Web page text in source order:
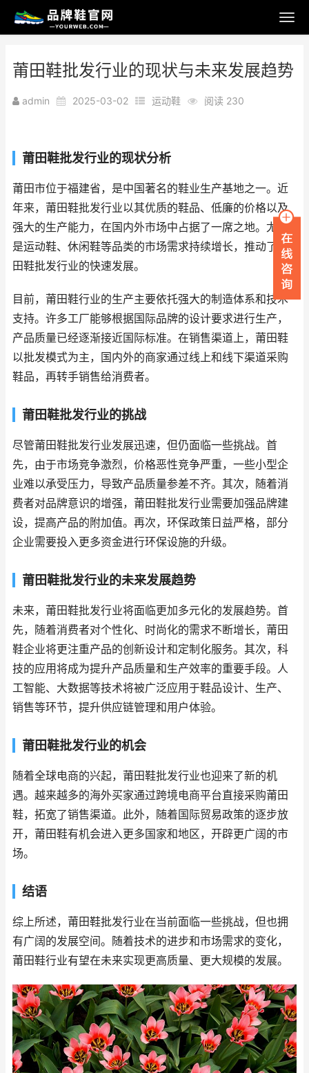
莆田鞋批发行业的现状与未来发展趋势
admin 2025-03-02 运动鞋 阅读 230
莆田鞋批发行业的现状分析
莆田市位于福建省，是中国著名的鞋业生产基地之一。近
年来，莆田鞋批发行业以其优质的鞋品、低廉的价格以及
强大的生产能力，在国内外市场中占据了一席之地。尤其
是运动鞋、休闲鞋等品类的市场需求持续增长，推动了莆
田鞋批发行业的快速发展。
目前，莆田鞋行业的生产主要依托强大的制造体系和技术
支持。许多工厂能够根据国际品牌的设计要求进行生产，
产品质量已经逐渐接近国际标准。在销售渠道上，莆田鞋
以批发模式为主，国内外的商家通过线上和线下渠道采购
鞋品，再转手销售给消费者。
莆田鞋批发行业的挑战
尽管莆田鞋批发行业发展迅速，但仍面临一些挑战。首
先，由于市场竞争激烈，价格恶性竞争严重，一些小型企
业难以承受压力，导致产品质量参差不齐。其次，随着消
费者对品牌意识的增强，莆田鞋批发行业需要加强品牌建
设，提高产品的附加值。再次，环保政策日益严格，部分
企业需要投入更多资金进行环保设施的升级。
莆田鞋批发行业的未来发展趋势
未来，莆田鞋批发行业将面临更加多元化的发展趋势。首
先，随着消费者对个性化、时尚化的需求不断增长，莆田
鞋企业将更注重产品的创新设计和定制化服务。其次，科
技的应用将成为提升产品质量和生产效率的重要手段。人
工智能、大数据等技术将被广泛应用于鞋品设计、生产、
销售等环节，提升供应链管理和用户体验。
莆田鞋批发行业的机会
随着全球电商的兴起，莆田鞋批发行业也迎来了新的机
遇。越来越多的海外买家通过跨境电商平台直接采购莆田
鞋，拓宽了销售渠道。此外，随着国际贸易政策的逐步放
开，莆田鞋有机会进入更多国家和地区，开辟更广阔的市
场。
结语
综上所述，莆田鞋批发行业在当前面临一些挑战，但也拥
有广阔的发展空间。随着技术的进步和市场需求的变化，
莆田鞋行业有望在未来实现更高质量、更大规模的发展。